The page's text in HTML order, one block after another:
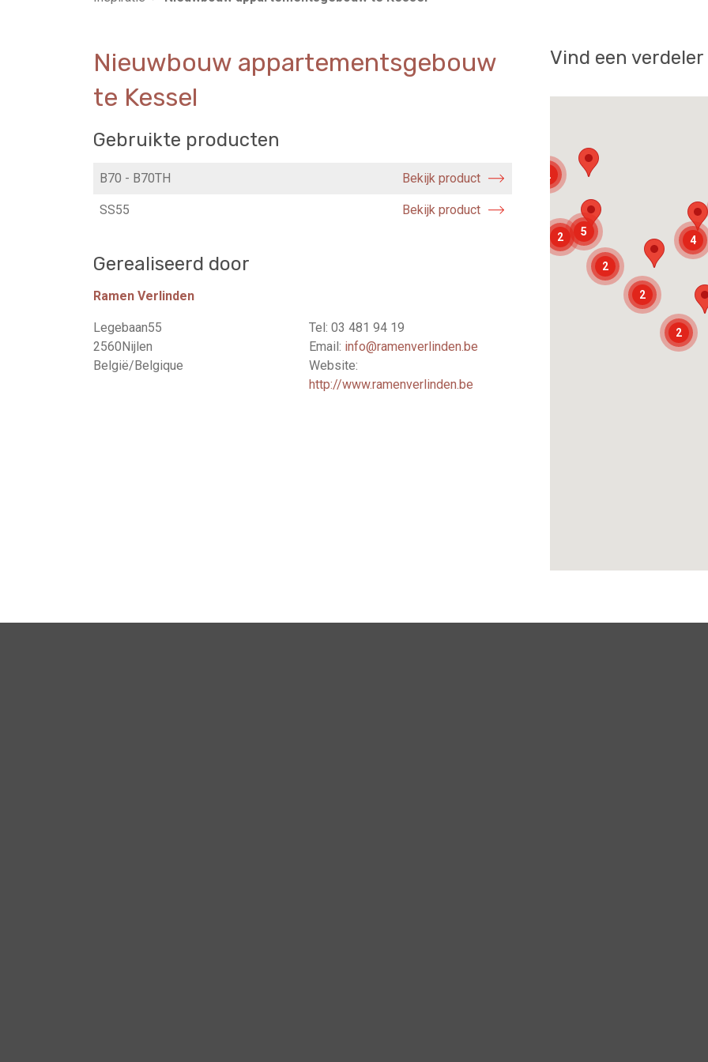
Nieuwbouw appartementsgebouw
te Kessel
Gebruikte producten
B70 - B70TH Bekijk product
SS55 Bekijk product
Gerealiseerd door
Ramen Verlinden
Legebaan55
2560Nijlen
België/Belgique
Tel: 03 481 94 19
Email: info@ramenverlinden.be
Website:
http://www.ramenverlinden.be
Vind een verdeler
2
4
5
2
2
2
2